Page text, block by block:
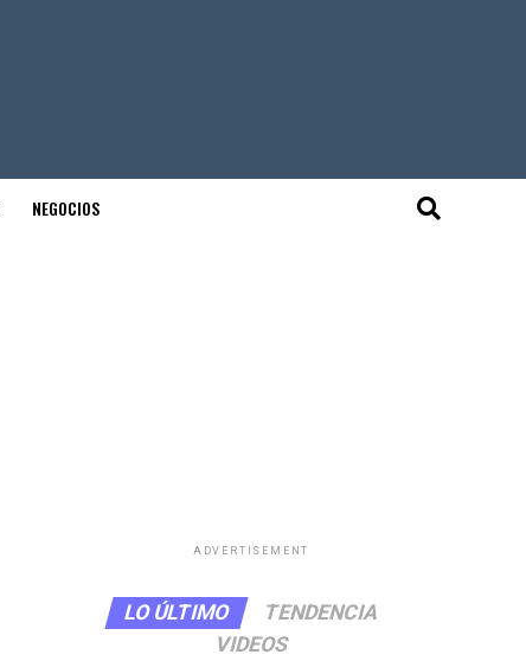
NEGOCIOS
ADVERTISEMENT
LO ÚLTIMO
TENDENCIA
VIDEOS